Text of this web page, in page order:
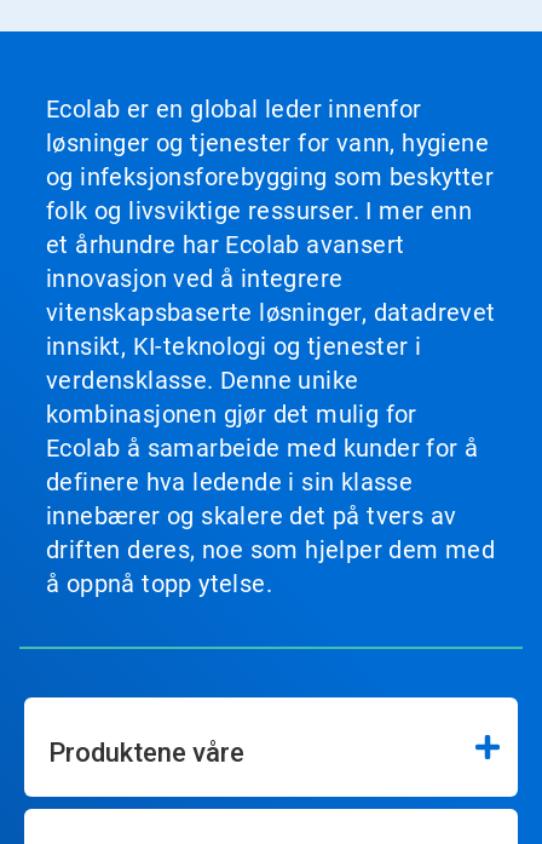
Ecolab er en global leder innenfor
løsninger og tjenester for vann, hygiene
og infeksjonsforebygging som beskytter
folk og livsviktige ressurser. I mer enn
et århundre har Ecolab avansert
innovasjon ved å integrere
vitenskapsbaserte løsninger, datadrevet
innsikt, KI-teknologi og tjenester i
verdensklasse. Denne unike
kombinasjonen gjør det mulig for
Ecolab å samarbeide med kunder for å
definere hva ledende i sin klasse
innebærer og skalere det på tvers av
driften deres, noe som hjelper dem med
å oppnå topp ytelse.
Produktene våre